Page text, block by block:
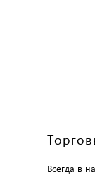
Всегда в